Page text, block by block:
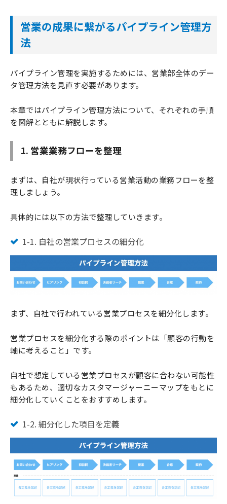
営業の成果に繋がるパイプライン管理方
法
パイプライン管理を実施するためには、営業部全体のデー
タ管理方法を見直す必要があります。
本章ではパイプライン管理方法について、それぞれの手順
を図解とともに解説します。
1. 営業業務フローを整理
まずは、自社が現状行っている営業活動の業務フローを整
理しましょう。
具体的には以下の方法で整理していきます。
1-1. 自社の営業プロセスの細分化
まず、自社で行われている営業プロセスを細分化します。
営業プロセスを細分化する際のポイントは「顧客の行動を
軸に考えること」です。
自社で想定している営業プロセスが顧客に合わない可能性
もあるため、適切なカスタマージャーニーマップをもとに
細分化していくことをおすすめします。
1-2. 細分化した項目を定義